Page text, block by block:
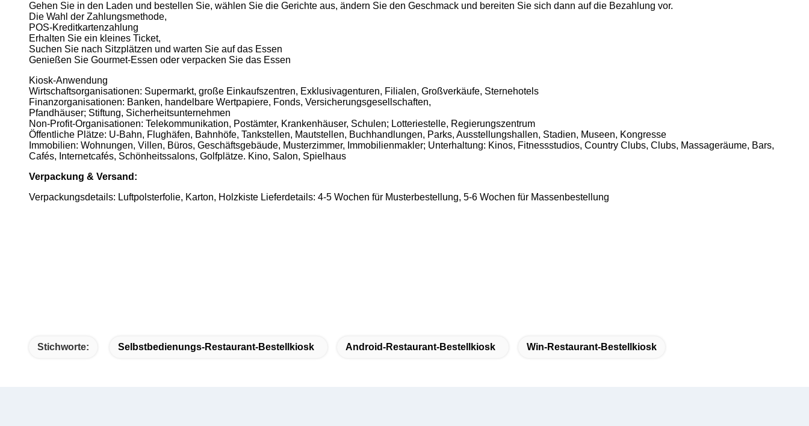
Gehen Sie in den Laden und bestellen Sie, wählen Sie die Gerichte aus, ändern Sie den Geschmack und bereiten Sie sich dann auf die Bezahlung vor.
Die Wahl der Zahlungsmethode,
POS-Kreditkartenzahlung
Erhalten Sie ein kleines Ticket,
Suchen Sie nach Sitzplätzen und warten Sie auf das Essen
Genießen Sie Gourmet-Essen oder verpacken Sie das Essen
Kiosk-Anwendung
Wirtschaftsorganisationen: Supermarkt, große Einkaufszentren, Exklusivagenturen, Filialen, Großverkäufe, Sternehotels
Finanzorganisationen: Banken, handelbare Wertpapiere, Fonds, Versicherungsgesellschaften,
Pfandhäuser; Stiftung, Sicherheitsunternehmen
Non-Profit-Organisationen: Telekommunikation, Postämter, Krankenhäuser, Schulen; Lotteriestelle, Regierungszentrum
Öffentliche Plätze: U-Bahn, Flughäfen, Bahnhöfe, Tankstellen, Mautstellen, Buchhandlungen, Parks, Ausstellungshallen, Stadien, Museen, Kongresse
Immobilien: Wohnungen, Villen, Büros, Geschäftsgebäude, Musterzimmer, Immobilienmakler; Unterhaltung: Kinos, Fitnessstudios, Country Clubs, Clubs, Massageräume, Bars,
Cafés, Internetcafés, Schönheitssalons, Golfplätze. Kino, Salon, Spielhaus
Verpackung & Versand:
Verpackungsdetails: Luftpolsterfolie, Karton, Holzkiste Lieferdetails: 4-5 Wochen für Musterbestellung, 5-6 Wochen für Massenbestellung
Stichworte: Selbstbedienungs-Restaurant-Bestellkiosk Android-Restaurant-Bestellkiosk Win-Restaurant-Bestellkiosk